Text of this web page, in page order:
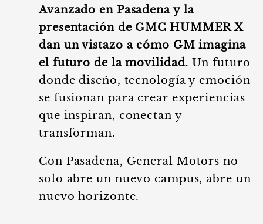
Avanzado en Pasadena y la
presentación de GMC HUMMER X
dan un vistazo a cómo GM imagina
el futuro de la movilidad. Un futuro
donde diseño, tecnología y emoción
se fusionan para crear experiencias
que inspiran, conectan y
transforman.
Con Pasadena, General Motors no
solo abre un nuevo campus, abre un
nuevo horizonte.